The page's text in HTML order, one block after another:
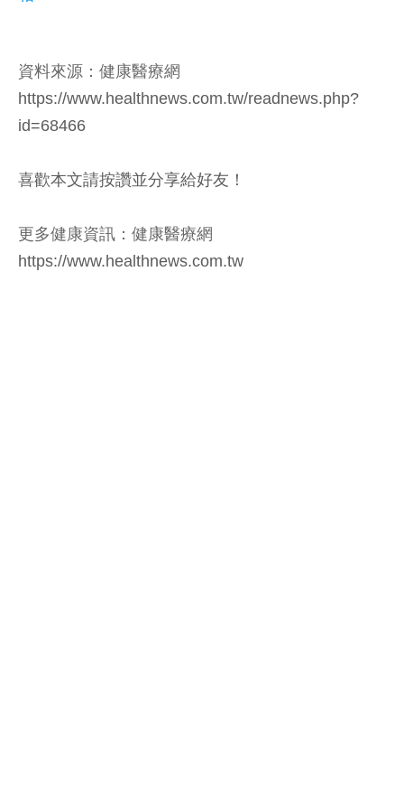
資料來源：健康醫療網
https://www.healthnews.com.tw/readnews.php?
id=68466
喜歡本文請按讚並分享給好友！
更多健康資訊：健康醫療網
https://www.healthnews.com.tw